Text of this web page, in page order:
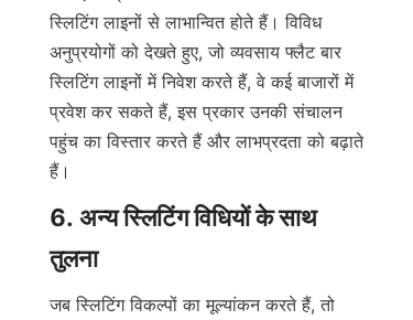
स्लिटिंग लाइनों से लाभान्वित होते हैं। विविध
अनुप्रयोगों को देखते हुए, जो व्यवसाय फ्लैट बार
स्लिटिंग लाइनों में निवेश करते हैं, वे कई बाजारों में
प्रवेश कर सकते हैं, इस प्रकार उनकी संचालन
पहुंच का विस्तार करते हैं और लाभप्रदता को बढ़ाते
हैं।
6. अन्य स्लिटिंग विधियों के साथ
तुलना
जब स्लिटिंग विकल्पों का मूल्यांकन करते हैं, तो